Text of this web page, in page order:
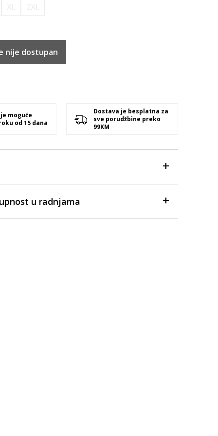
nije dostupan
moguće
od 15 dana
Dostava je besplatna za
sve porudžbine preko
99KM
u radnjama